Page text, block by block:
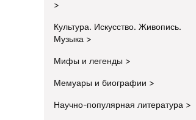
Культура. Искусство. Живопись.
Музыка
Мифы и легенды
Мемуары и биографии
Научно-популярная литература